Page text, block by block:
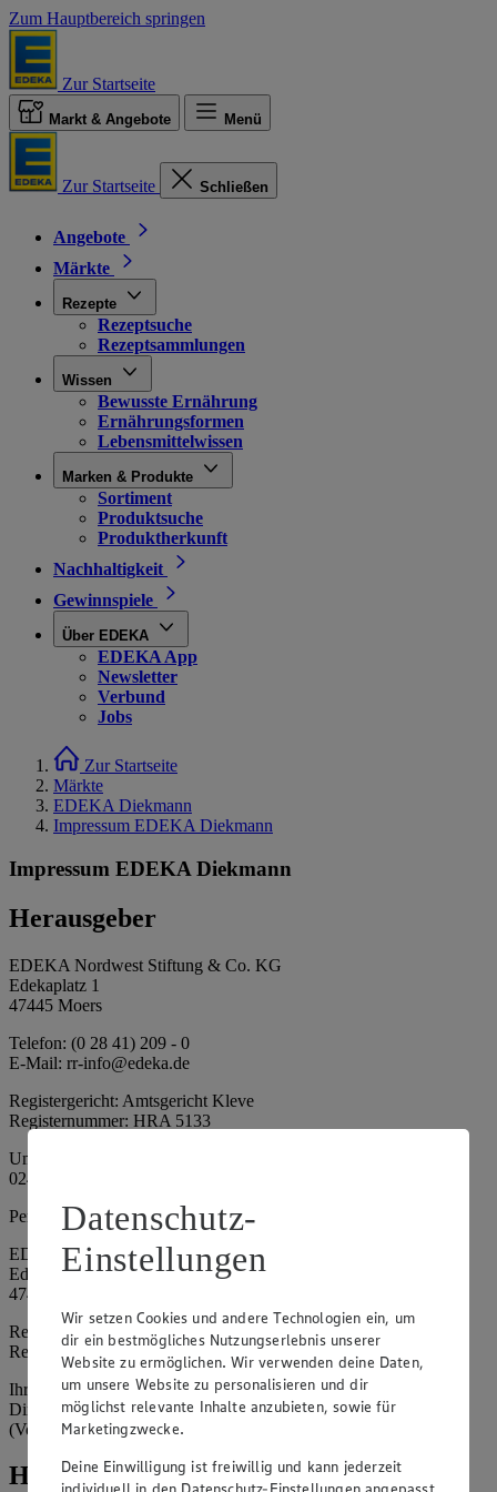
Zum Hauptbereich springen
Zur Startseite
Markt & Angebote Menü
Zur Startseite Schließen
Angebote
Märkte
Rezepte
Rezeptsuche
Rezeptsammlungen
Wissen
Bewusste Ernährung
Ernährungsformen
Lebensmittelwissen
Marken & Produkte
Sortiment
Produktsuche
Produktherkunft
Nachhaltigkeit
Gewinnspiele
Über EDEKA
EDEKA App
Newsletter
Verbund
Jobs
Zur Startseite
Märkte
EDEKA Diekmann
Impressum EDEKA Diekmann
Impressum EDEKA Diekmann
Herausgeber
EDEKA Nordwest Stiftung & Co. KG
Edekaplatz 1
47445 Moers
Telefon: (0 28 41) 209 - 0
E-Mail: rr-info@edeka.de
Registergericht: Amtsgericht Kleve
Registernummer: HRA 5133
Umsatzsteuer-Identifikationsnummer gem. § 27a UStG: DE 335
024 695
Persönlich haftende Gesellschafterin:
EDEKA Nordwest Handelsstiftung e. K.
Edekaplatz 1
47445 Moers
Registergericht: Amtsgericht Kleve
Registernummer: HRA 5132
Ihrerseits vertreten durch: Frank Breuer (Vorstandsvorsitzender),
Dirk Neuhaus (Vorstandsvorsitzender), Peter Wagener
(Vorstandsvorsitzender)
Hinweise
Datenschutz-
Einstellungen
Wir setzen Cookies und andere Technologien ein, um
dir ein bestmögliches Nutzungserlebnis unserer
Website zu ermöglichen. Wir verwenden deine Daten,
um unsere Website zu personalisieren und dir
möglichst relevante Inhalte anzubieten, sowie für
Marketingzwecke.
Deine Einwilligung ist freiwillig und kann jederzeit